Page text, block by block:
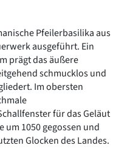
Pfeilerbasilika aus
ausgeführt. Ein
prägt das äußere
schmucklos und
Im obersten
für das Geläut
um 1050 gegossen und
Glocken des Landes.